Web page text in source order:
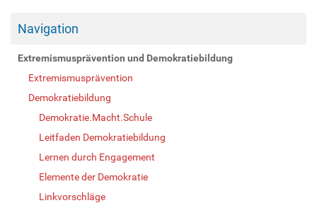
Navigation
Extremismusprävention und Demokratiebildung
Extremismusprävention
Demokratiebildung
Demokratie.Macht.Schule
Leitfaden Demokratiebildung
Lernen durch Engagement
Elemente der Demokratie
Linkvorschläge